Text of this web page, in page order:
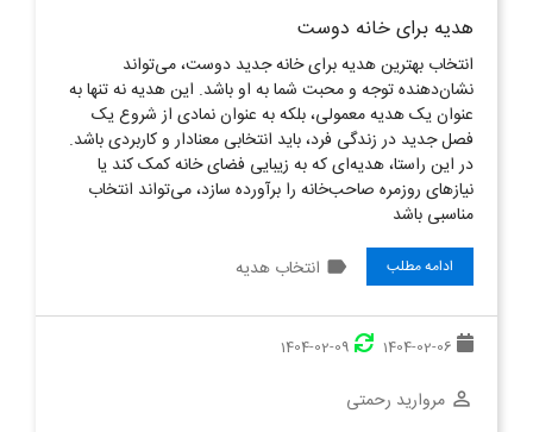
هدیه برای خانه دوست
انتخاب بهترین هدیه برای خانه جدید دوست، می‌تواند
نشان‌دهنده توجه و محبت شما به او باشد. این هدیه نه تنها به
عنوان یک هدیه معمولی، بلکه به عنوان نمادی از شروع یک
فصل جدید در زندگی فرد، باید انتخابی معنا‌دار و کاربردی باشد.
در این راستا، هدیه‌ای که به زیبایی فضای خانه کمک کند یا
نیازهای روزمره صاحب‌خانه را برآورده سازد، می‌تواند انتخاب
مناسبی باشد
ادامه مطلب label انتخاب هدیه
1404-02-06
1404-02-09
perm_identity مروارید رحمتی